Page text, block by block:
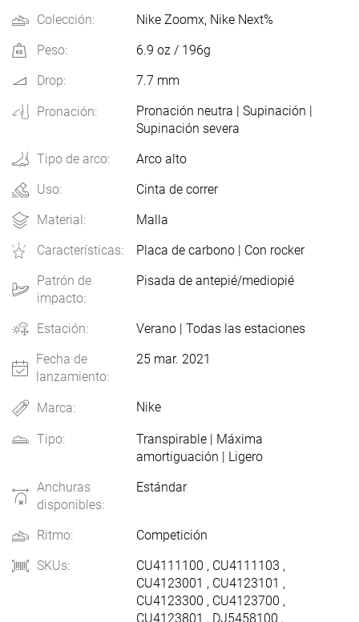
Colección: Nike Zoomx, Nike Next%
Peso:
6.9 oz / 196g
Drop:
7.7 mm
Pronación: Pronación neutra | Supinación |
Supinación severa
Tipo de arco:
Arco alto
Uso:
Cinta de correr
Material:
Malla
Características:
Placa de carbono | Con rocker
Patrón de
impacto:
Pisada de antepié/mediopié
Estación: Verano | Todas las estaciones
Fecha de
lanzamiento:
25 mar. 2021
BRAND Marca: Nike
Tipo: Transpirable | Máxima
amortiguación | Ligero
Anchuras
disponibles:
Estándar
Ritmo:
Competición
SKUs:
CU4111100 , CU4111103 ,
CU4123001 , CU4123101 ,
CU4123300 , CU4123700 ,
CU4123801 , DJ5458100 ,